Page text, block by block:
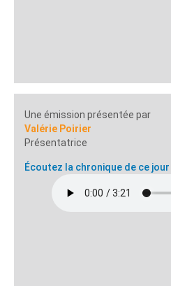
Une émission présentée par
Valérie Poirier
Présentatrice
Écoutez la chronique de ce jour